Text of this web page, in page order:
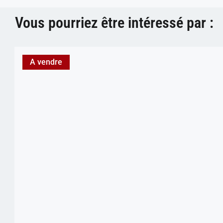
Vous pourriez être intéressé par :
A vendre